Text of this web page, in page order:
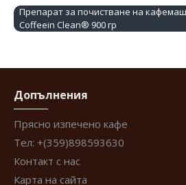
Препарат за почистване на
Coffeein Clean® 900 гр
Допълнения
Прясно изпечено кафе
Тел: +(359)898593630
Контакт с нас
Карта на сайта